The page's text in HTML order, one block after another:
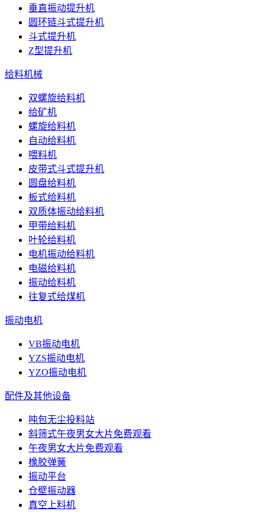
垂直振动提升机
圆环链斗式提升机
斗式提升机
Z型提升机
给料机械
双螺旋给料机
给矿机
螺旋给料机
自动给料机
喂料机
皮带式斗式提升机
圆盘给料机
板式给料机
双质体振动给料机
甲带给料机
叶轮给料机
电机振动给料机
电磁给料机
振动给料机
往复式给煤机
振动电机
VB振动电机
YZS振动电机
YZO振动电机
配件及其他设备
吨包无尘投料站
斜筛式午夜男女大片免费观看
午夜男女大片免费观看
橡胶弹簧
振动平台
仓壁振动器
真空上料机